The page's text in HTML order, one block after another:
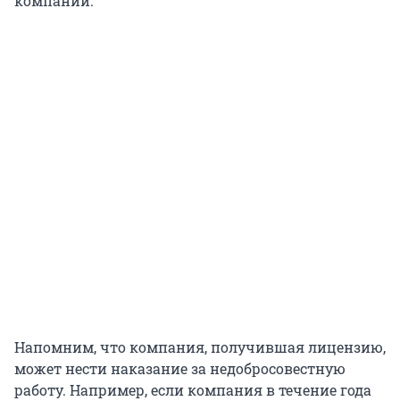
Напомним, что компания, получившая лицензию,
может нести наказание за недобросовестную
работу. Например, если компания в течение года